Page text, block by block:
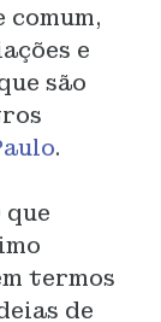
e
são
.
termos
de